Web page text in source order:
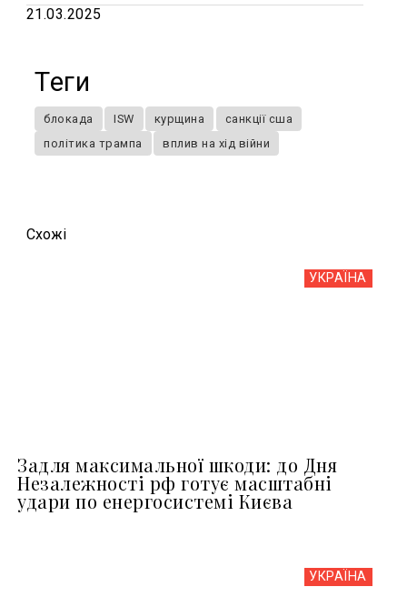
21.03.2025
Теги
блокада ISW курщина
санкції сша
політика трампа
вплив на хід війни
Схожi
УКРАЇНА
Задля максимальної шкоди: до Дня
Незалежності рф готує масштабні
удари по енергосистемі Києва
УКРАЇНА